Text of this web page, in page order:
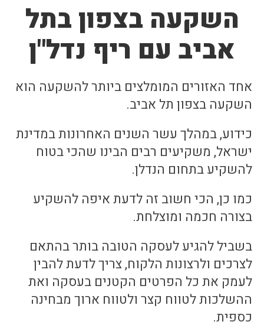
השקעה בצפון בתל
אביב עם ריף נדל"ן
אחד האזורים המומלצים ביותר להשקעה הוא
השקעה בצפון תל אביב.
כידוע, במהלך עשר השנים האחרונות במדינת
ישראל, משקיעים רבים הבינו שהכי בטוח
להשקיע בתחום הנדלן.
כמו כן, הכי חשוב זה לדעת איפה להשקיע
בצורה חכמה ומוצלחת.
בשביל להגיע לעסקה הטובה בותר בהתאם
לצרכים ולרצונות הלקוח, צריך לדעת להבין
לעמק את כל הפרטים הקטנים בעסקה ואת
ההשלכות לטווח קצר ולטווח ארוך מבחינה
כספית.